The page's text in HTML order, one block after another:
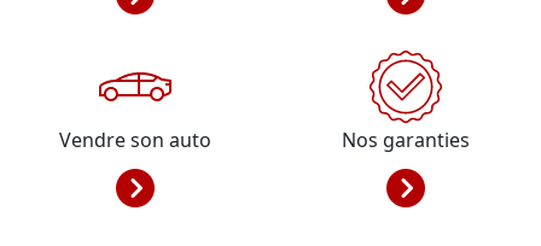
Vendre son auto Nos garanties